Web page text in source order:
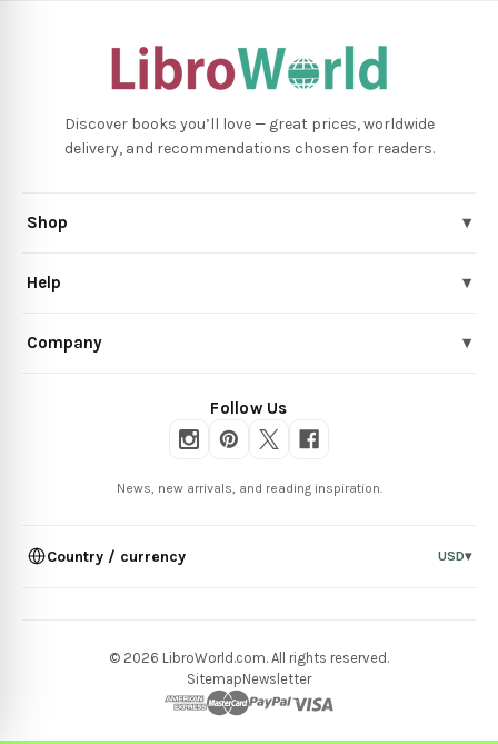
Discover books you’ll love — great prices, worldwide
delivery, and recommendations chosen for readers.
Shop ▾
Help ▾
Company ▾
Follow Us
News, new arrivals, and reading inspiration.
Country / currency USD▾
© 2026 LibroWorld.com. All rights reserved.
SitemapNewsletter